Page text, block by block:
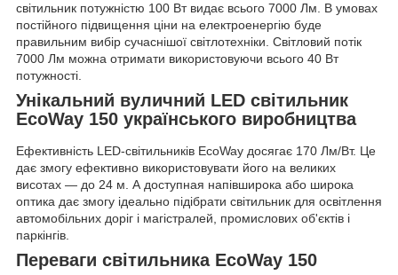
світильник потужністю 100 Вт видає всього 7000 Лм. В умовах
постійного підвищення ціни на електроенергію буде
правильним вибір сучаснішої світлотехніки. Світловий потік
7000 Лм можна отримати використовуючи всього 40 Вт
потужності.
Унікальний вуличний LED світильник
EcoWay 150 українського виробництва
Ефективність LED-світильників EcoWay досягає 170 Лм/Вт. Це
дає змогу ефективно використовувати його на великих
висотах — до 24 м. А доступная напівширока або широка
оптика дає змогу ідеально підібрати світильник для освітлення
автомобільних доріг і магістралей, промислових об'єктів і
паркінгів.
Переваги світильника EcoWay 150